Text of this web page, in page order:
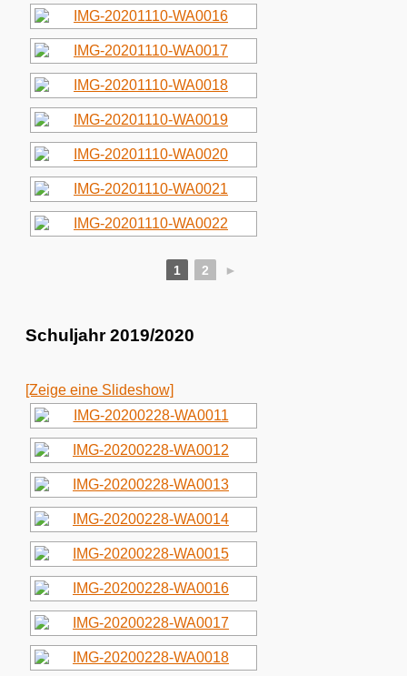
1 2 ►
Schuljahr 2019/2020
[Zeige eine Slideshow]